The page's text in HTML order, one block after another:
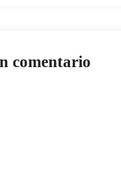
comentario